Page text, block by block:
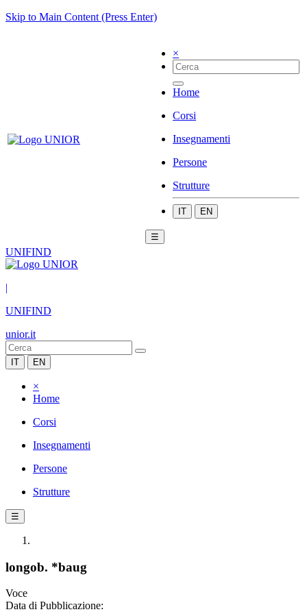
Skip to Main Content (Press Enter)
×
Home
Corsi
Insegnamenti
Persone
Strutture
IT EN
☰
UNIFIND
|
UNIFIND
unior.it
IT EN
×
Home
Corsi
Insegnamenti
Persone
Strutture
☰
longob. *baug
Voce
Data di Pubblicazione: